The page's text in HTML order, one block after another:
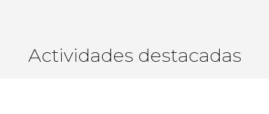
Actividades destacadas